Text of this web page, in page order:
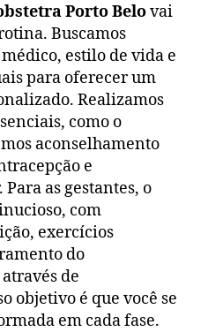
Porto Belovai
Buscamos
estilo de vida e
para oferecer um
Realizamos
como o
aconselhamento
e
as gestantes, o
com
exercícios
do
de
objetivo é que você se
em cada fase.